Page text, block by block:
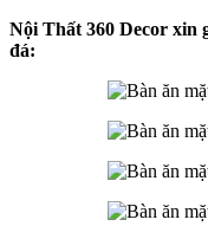
Nội Thất 360 Decor xin
đá: